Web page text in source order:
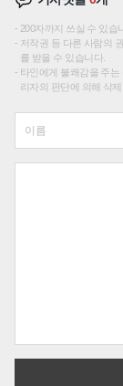
200자까지 쓰실 수 있습
저작권 등 다른 사람의
를 받을 수 있습니다.
타인에게 불쾌감을 주
리자의 판단에 의해 삭제